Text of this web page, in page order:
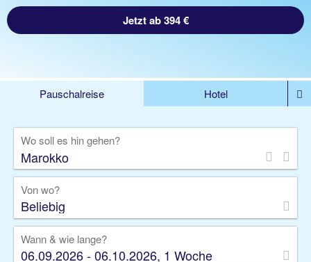
Jetzt ab 394 €
Pauschalreise
Hotel
Kreuzfahrten
Rundreisen
Privattransfer
Zusatzleistungen
Wo soll es hin gehen?
Von wo?
Beliebig
Wann & wie lange?
06.09.2026 - 06.10.2026, 1 Woche